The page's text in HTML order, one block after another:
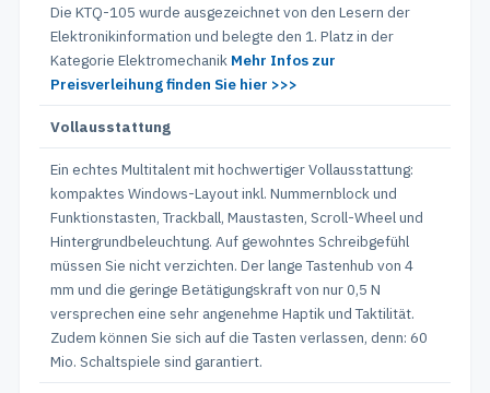
Die KTQ-105 wurde ausgezeichnet von den Lesern der
Elektronikinformation und belegte den 1. Platz in der
Kategorie Elektromechanik Mehr Infos zur
Preisverleihung finden Sie hier >>>
Vollausstattung
Ein echtes Multitalent mit hochwertiger Vollausstattung:
kompaktes Windows-Layout inkl. Nummernblock und
Funktionstasten, Trackball, Maustasten, Scroll-Wheel und
Hintergrundbeleuchtung. Auf gewohntes Schreibgefühl
müssen Sie nicht verzichten. Der lange Tastenhub von 4
mm und die geringe Betätigungskraft von nur 0,5 N
versprechen eine sehr angenehme Haptik und Taktilität.
Zudem können Sie sich auf die Tasten verlassen, denn: 60
Mio. Schaltspiele sind garantiert.